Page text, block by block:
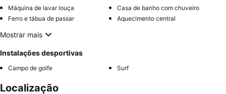
Máquina de lavar louça
Casa de banho com chuveiro
Ferro e tábua de passar
Aquecimento central
Mostrar mais
Instalações desportivas
Campo de golfe Surf
Localização